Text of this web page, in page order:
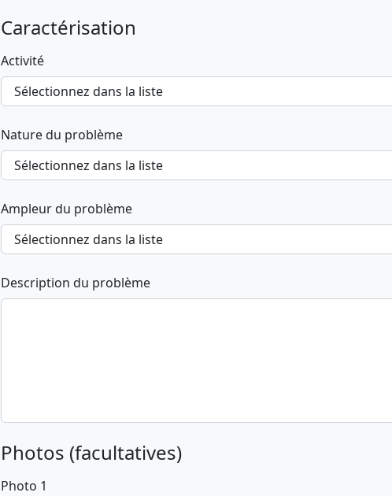
Caractérisation
Activité
Nature du problème
Ampleur du problème
Description du problème
Photos (facultatives)
Photo 1